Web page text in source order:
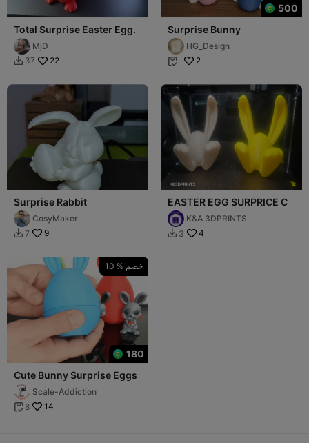
Total Surprise Easter Egg.
MjD
 37 22
500
Surprise Bunny
HG_Design
 2
Surprise Rabbit
CosyMaker
 7 9
EASTER EGG SURPRICE C
K&A 3DPRINTS
 3 4
10 % خصم
180
Cute Bunny Surprise Eggs
Scale-Addiction
 8 14